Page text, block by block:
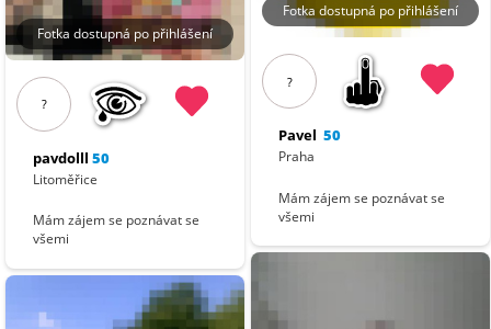
Fotka dostupná po přihlášení
?
pavdolll 50
Litoměřice
Mám zájem se poznávat se
všemi
Fotka dostupná po přihlášení
?
Pavel 50
Praha
Mám zájem se poznávat se
všemi